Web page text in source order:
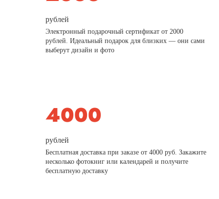
рублей
Электронный подарочный сертификат от 2000
рублей. Идеальный подарок для близких — они сами
выберут дизайн и фото
рублей
Бесплатная доставка при заказе от 4000 руб. Закажите
несколько фотокниг или календарей и получите
бесплатную доставку